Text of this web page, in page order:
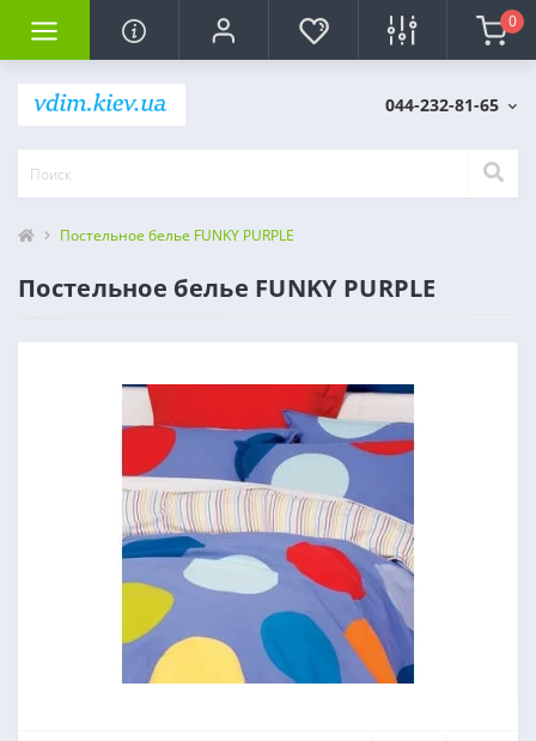
0
044-232-81-65
Постельное белье FUNKY PURPLE
Постельное белье FUNKY PURPLE